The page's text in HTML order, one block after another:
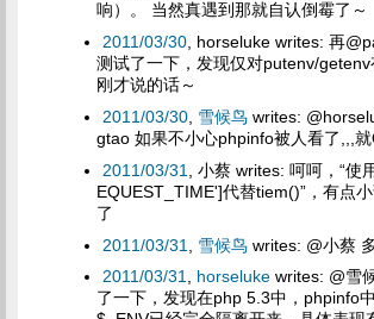
响）。 当然真遇到那就自认倒霉了～
2011/03/30, horseluke writes: 再
测试了一下，发现仅对putenv/getenv
刚才说的话～
2011/03/30 雪候鸟 writes:
gtao 如果不小心phpinfo被人看了,,,就
2011/03/31
, 小蔡 writes: 呵呵，“使
EQUEST_TIME']代替tiem()”，有点
了
2011/03/31
雪候鸟 writes: @小蔡
2011/03/31, horseluke writes: @雪
了一下，发现在php 5.3中，phpinfo